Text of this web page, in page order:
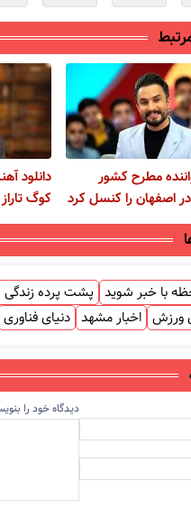
مطرح کشور
اصفهان را کنسل کرد
دانلود
کوگ تاراز
با خبر شوید پشت پرده زندگی
ورزش اخبار مشهد دنیای فناوری
دیدگاه خود را